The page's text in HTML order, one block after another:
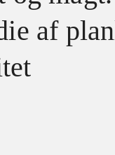
af